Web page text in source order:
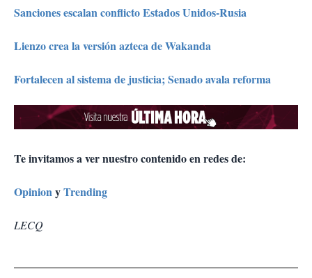
Sanciones escalan conflicto Estados Unidos-Rusia
Lienzo crea la versión azteca de Wakanda
Fortalecen al sistema de justicia; Senado avala reforma
Te invitamos a ver nuestro contenido en redes de:
OpinionyTrending
LECQ